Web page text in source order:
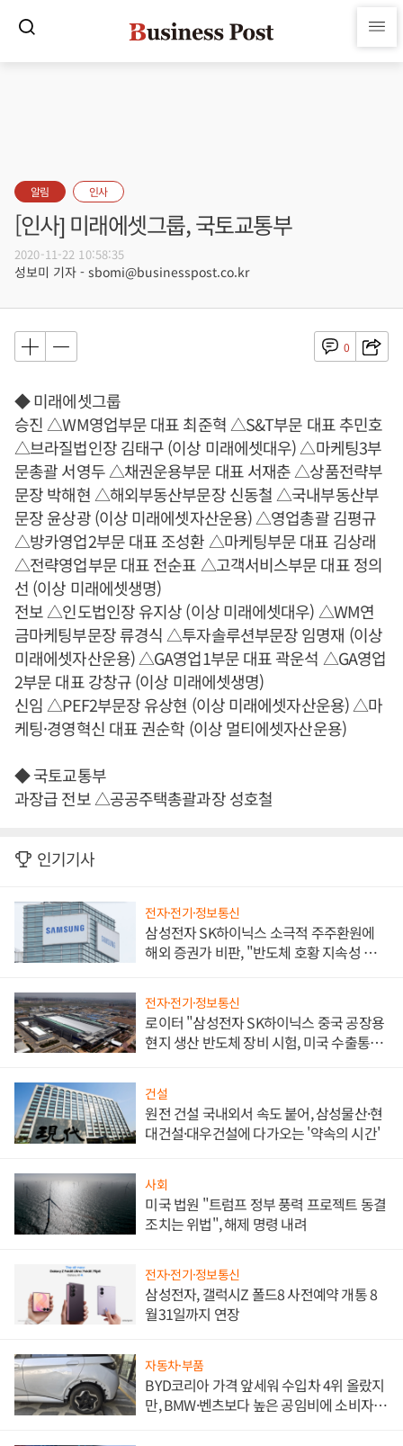
알림 인사
[인사] 미래에셋그룹, 국토교통부
2020-11-22 10:58:35
성보미 기자 - sbomi@businesspost.co.kr
0
◆ 미래에셋그룹
승진 △WM영업부문 대표 최준혁 △S&T부문 대표 추민호
△브라질법인장 김태구 (이상 미래에셋대우) △마케팅3부
문총괄 서영두 △채권운용부문 대표 서재춘 △상품전략부
문장 박해현 △해외부동산부문장 신동철 △국내부동산부
문장 윤상광 (이상 미래에셋자산운용) △영업총괄 김평규
△방카영업2부문 대표 조성환 △마케팅부문 대표 김상래
△전략영업부문 대표 전순표 △고객서비스부문 대표 정의
선 (이상 미래에셋생명)
전보 △인도법인장 유지상 (이상 미래에셋대우) △WM연
금마케팅부문장 류경식 △투자솔루션부문장 임명재 (이상
미래에셋자산운용) △GA영업1부문 대표 곽운석 △GA영업
2부문 대표 강창규 (이상 미래에셋생명)
신임 △PEF2부문장 유상현 (이상 미래에셋자산운용) △마
케팅·경영혁신 대표 권순학 (이상 멀티에셋자산운용)
◆ 국토교통부
과장급 전보 △공공주택총괄과장 성호철
인기기사
전자·전기·정보통신
삼성전자 SK하이닉스 소극적 주주환원에
해외 증권가 비판, "반도체 호황 지속성 의
전자·전기·정보통신
로이터 "삼성전자 SK하이닉스 중국 공장용
현지 생산 반도체 장비 시험, 미국 수출통제
건설
원전 건설 국내외서 속도 붙어, 삼성물산·현
대건설·대우건설에 다가오는 '약속의 시간'
사회
미국 법원 "트럼프 정부 풍력 프로젝트 동결
조치는 위법", 해제 명령 내려
전자·전기·정보통신
삼성전자, 갤럭시Z 폴드8 사전예약 개통 8
월31일까지 연장
자동차·부품
BYD코리아 가격 앞세워 수입차 4위 올랐지
만, BMW·벤츠보다 높은 공임비에 소비자